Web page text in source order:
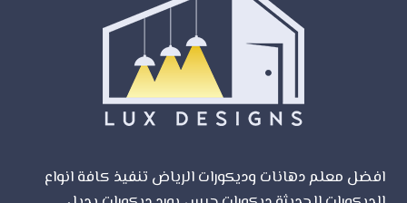
افضل معلم دهانات وديكورات الرياض تنفيذ كافة انواع